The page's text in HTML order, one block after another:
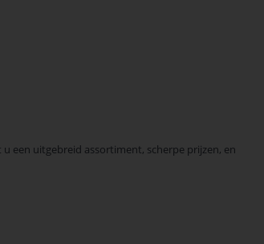
een uitgebreid assortiment, scherpe prijzen, en